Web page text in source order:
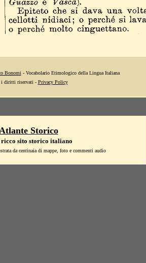
Bonomi - Vocabolario Etimologico della Lingua Italiana
diritti riservati - Privacy Policy
Storico
sito storico italiano
da centinaia di mappe, foto e commenti audio